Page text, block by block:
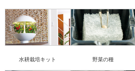
水耕栽培キット 野菜の種